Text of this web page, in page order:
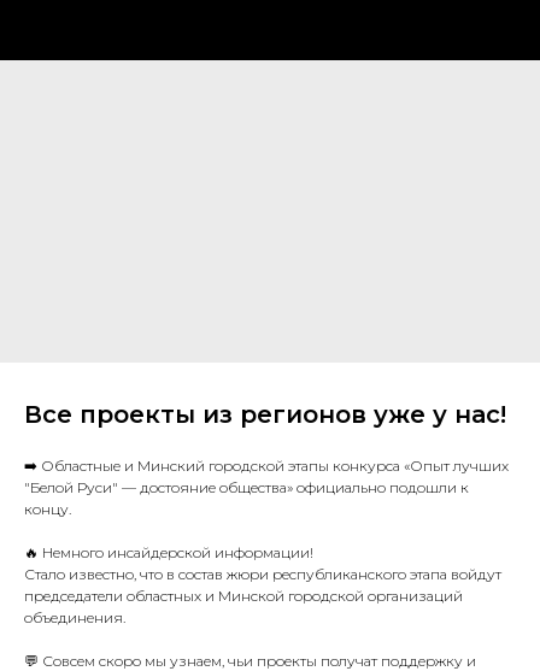
Все проекты из регионов уже у нас!
➡️ Областные и Минский городской этапы конкурса «Опыт лучших
"Белой Руси" — достояние общества» официально подошли к
концу.
🔥 Немного инсайдерской информации!
Стало известно, что в состав жюри республиканского этапа войдут
председатели областных и Минской городской организаций
объединения.
💬 Совсем скоро мы узнаем, чьи проекты получат поддержку и